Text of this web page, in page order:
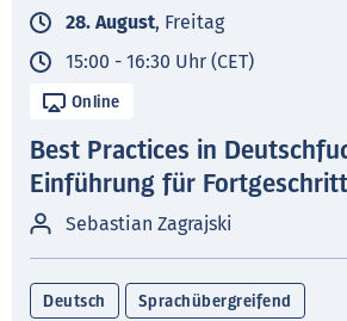
28. August, Freitag
15:00 - 16:30 Uhr (CET)
Online
Best Practices in
Einführung für
Sebastian Zagrajski
Deutsch Sprachübergreifend